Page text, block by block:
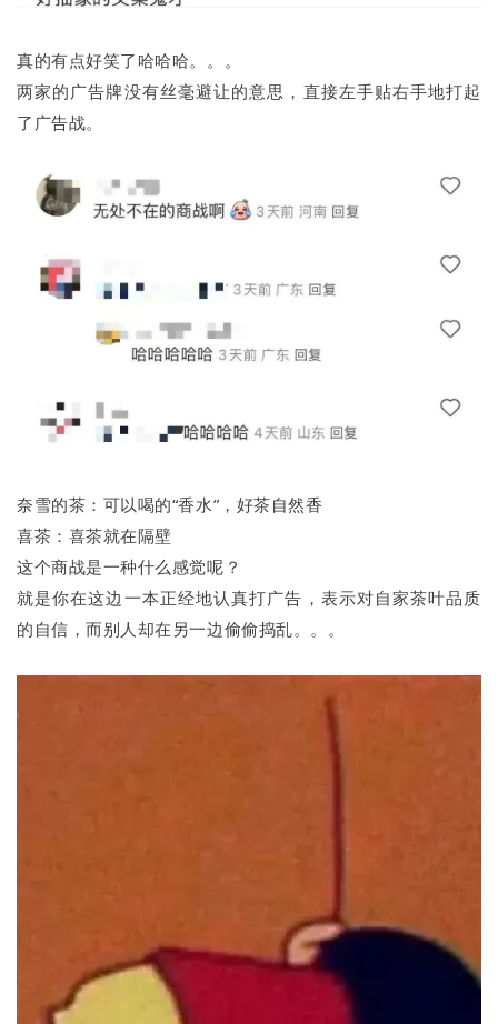
真的有点好笑了哈哈哈。。。
两家的广告牌没有丝毫避让的意思，直接左手贴右手地打起
了广告战。
奈雪的茶：可以喝的“香水”，好茶自然香
喜茶：喜茶就在隔壁
这个商战是一种什么感觉呢？
就是你在这边一本正经地认真打广告，表示对自家茶叶品质
的自信，而别人却在另一边偷偷捣乱。。。